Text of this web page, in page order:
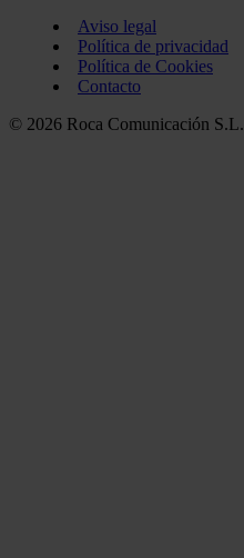
Aviso legal
Política de privacidad
Política de Cookies
Contacto
© 2026 Roca Comunicación S.L.